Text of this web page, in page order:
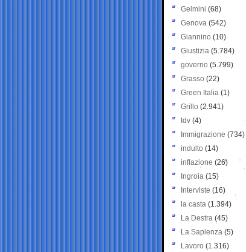
Gelmini (68)
Genova (542)
Giannino (10)
Giustizia (5.784)
governo (5.799)
Grasso (22)
Green Italia (1)
Grillo (2.941)
Idv (4)
Immigrazione (734)
indulto (14)
inflazione (26)
Ingroia (15)
Interviste (16)
la casta (1.394)
La Destra (45)
La Sapienza (5)
Lavoro (1.316)